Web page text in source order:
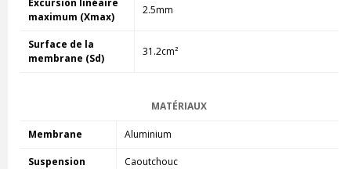
maximum (Xmax)
2.5mm
Surface de la
membrane (Sd)
31.2cm²
MATÉRIAUX
Membrane Aluminium
Suspension Caoutchouc